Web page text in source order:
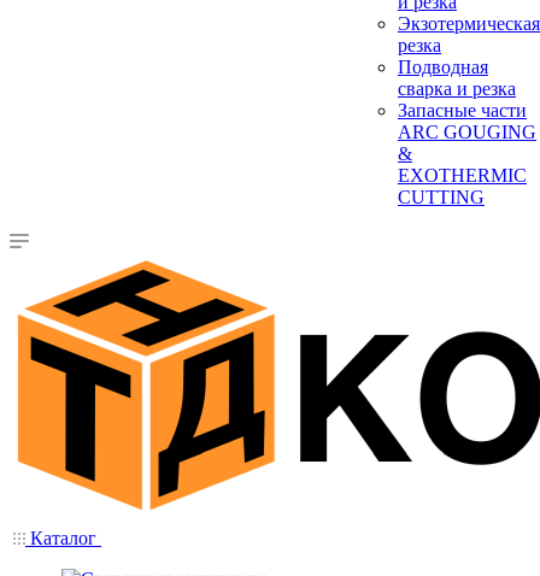
Экзотермическая
резка
Подводная
сварка и резка
Запасные части
ARC GOUGING
&
EXOTHERMIC
CUTTING
Каталог